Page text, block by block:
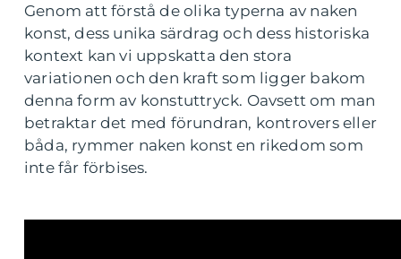
Genom att förstå de olika typerna av naken
konst, dess unika särdrag och dess historiska
kontext kan vi uppskatta den stora
variationen och den kraft som ligger bakom
denna form av konstuttryck. Oavsett om man
betraktar det med förundran, kontrovers eller
båda, rymmer naken konst en rikedom som
inte får förbises.